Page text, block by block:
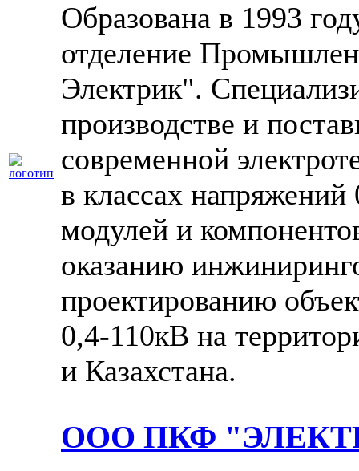
Образована в 1993
отделение
Электрик".
производстве и
современной
в классах
модулей и
оказанию
проектированию
0,4-110кВ на
и Казахстана.
ООО ПКФ